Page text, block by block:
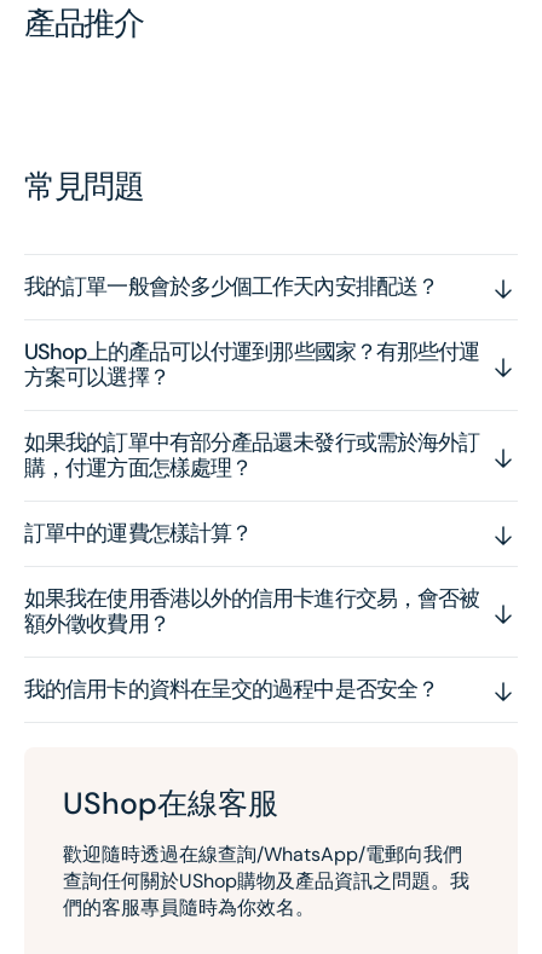
產品推介
常見問題
我的訂單一般會於多少個工作天內安排配送？
UShop上的產品可以付運到那些國家？有那些付運
方案可以選擇？
如果我的訂單中有部分產品還未發行或需於海外訂
購，付運方面怎樣處理？
訂單中的運費怎樣計算？
如果我在使用香港以外的信用卡進行交易，會否被
額外徵收費用？
我的信用卡的資料在呈交的過程中是否安全？
UShop在線客服
歡迎隨時透過在線查詢/WhatsApp/電郵向我們
查詢任何關於UShop購物及產品資訊之問題。我
們的客服專員隨時為你效名。